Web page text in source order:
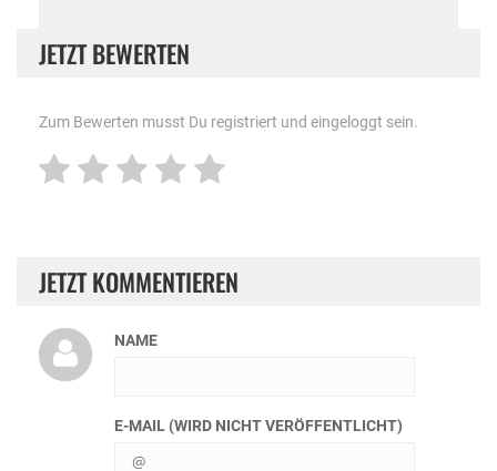
JETZT BEWERTEN
Zum Bewerten musst Du registriert und eingeloggt sein.
JETZT KOMMENTIEREN
NAME
E-MAIL (WIRD NICHT VERÖFFENTLICHT)